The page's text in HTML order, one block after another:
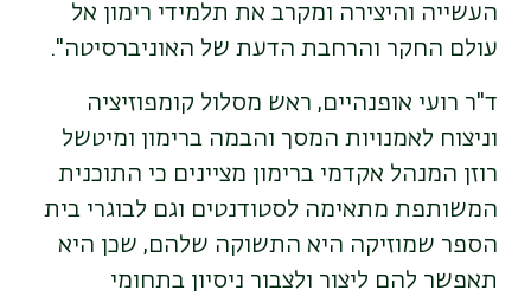
העשייה והיצירה ומקרב את תלמידי רימון אל
עולם החקר והרחבת הדעת של האוניברסיטה".
ד"ר רועי אופנהיים, ראש מסלול קומפוזיציה
וניצוח לאמנויות המסך והבמה ברימון ומיטשל
רוזן המנהל אקדמי ברימון מציינים כי התוכנית
המשותפת מתאימה לסטודנטים וגם לבוגרי בית
הספר שמוזיקה היא התשוקה שלהם, שכן היא
תאפשר להם ליצור ולצבור ניסיון בתחומי